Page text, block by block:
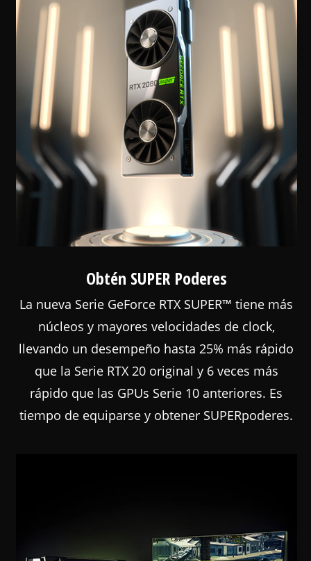
Obtén SUPER Poderes
La nueva Serie GeForce RTX SUPER™ tiene más
núcleos y mayores velocidades de clock,
llevando un desempeño hasta 25% más rápido
que la Serie RTX 20 original y 6 veces más
rápido que las GPUs Serie 10 anteriores. Es
tiempo de equiparse y obtener SUPERpoderes.